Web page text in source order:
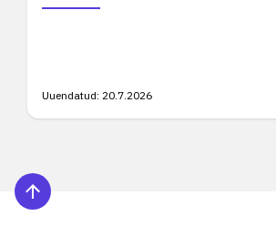
Uuendatud: 20.7.2026